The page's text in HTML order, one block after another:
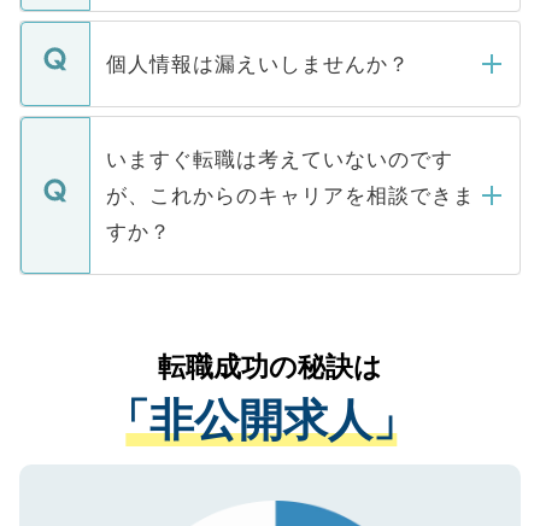
ません。
■応募殺到を避けるため 人気のある医療機
関を公にしてしまうと、応募が殺到する場
に、医療機関が求める条件に合った人材の
みを人材紹介会社に依頼するケースが増え
ています。
転職・入職を強要することは一切ありませ
ん。また、仮に応募先から内定をいただい
定を承諾する必要はありません。内定先へ
の辞退の連絡はキャリアパートナーが行い
ますので、ご安心ください。
個人情報は漏えいしませんか？
個人情報が漏えいすることはありませんの
で、ご安心ください。当サイトからの登録
などで収集したご登録者様の個人情報は、
ご本人のキャリアアップおよび転職活動の
支援を目的に使用いたします。お預かりし
ているすべての個人データはご本人の許可
は、個人情報の取り扱いについての厳密な
管理基準を満たした事業者のみに付与され
る、プライバシーマークを取得済みです。
ご登録いただいた個人情報は、SSL（デー
で、機密保持に関してもご安心ください。
いますぐ転職は考えていないのです
が、これからのキャリアを相談できま
すか？
かがいして、現在の医療機関の状況や紹介
経験をまじえながら、適切なアドバイスを
させていただきます。すぐにご転職をされ
ない方には、長期的なサポートが可能です
ので、まずはご登録ください。
転職成功の秘訣は
「非公開求人」